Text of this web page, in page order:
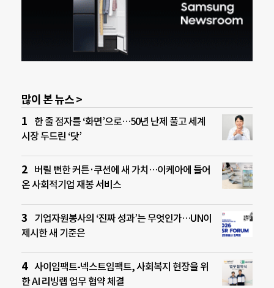
많이 본 뉴스 >
한 줄 점자를 ‘화면’으로…50년 난제 풀고 세계
시장 두드린 ‘닷’
버릴 뻔한 커튼·쿠션에 새 가치…이케아에 들어
온 사회적기업 재봉 서비스
기업자원봉사의 ‘진짜 성과’는 무엇인가…UN이
제시한 새 기준은
사이임팩트-넥스트임팩트, 사회복지 현장을 위
한 AI 리빙랩 업무 협약 체결